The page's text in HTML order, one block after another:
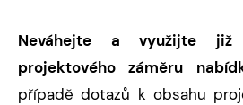
Neváhejte a využijte již
projektového záměru
případě dotazů k obsahu